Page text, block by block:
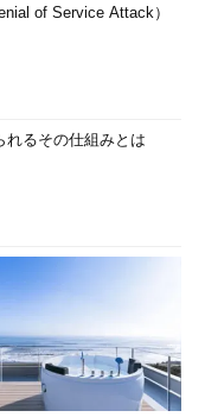
of Service Attack）
れるその仕組みとは